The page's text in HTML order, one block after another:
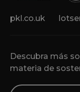
Descubra más
materia de
pkl.co.uk